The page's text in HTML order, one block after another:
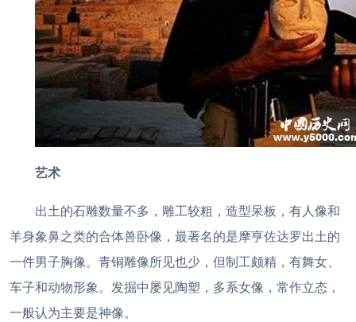
艺术
出土的石雕数量不多，雕工较粗，造型呆板，有人像和
羊身象鼻之类的合体兽卧像，最著名的是摩亨佐达罗出土的
一件男子胸像。青铜雕像所见也少，但制工颇精，有舞女、
车子和动物形象。发掘中屡见陶塑，多系女像，常作立态，
一般认为主要是神像。